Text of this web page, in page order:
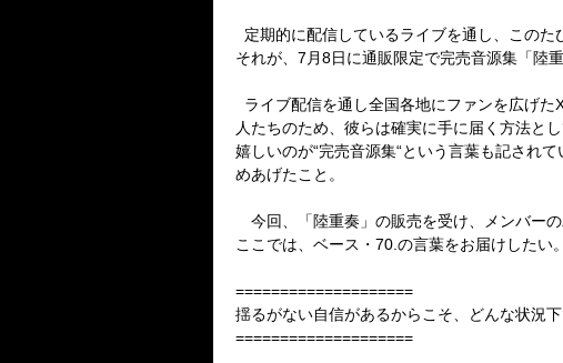
定期的に配信しているライブを通し、このた
それが、 7 月8日に通販限定で完売音源集「陸
ライブ配信を通し全国各地にファンを広げた
人たちのため、彼らは確実に手に届く方法と
嬉しいのが“完売音源集“という言葉も記され
めあげたこと。
今回、「陸重奏」の販売を受け、メンバーの
ここでは、ベース・ 70. の言葉をお届けしたい。
====================
揺るがない自信があるからこそ、どんな状況
====================